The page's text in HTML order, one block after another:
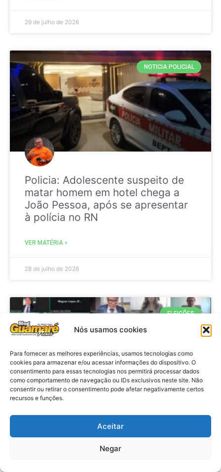
Nós usamos cookies
Para fornecer as melhores experiências, usamos tecnologias como
cookies para armazenar e/ou acessar informações do dispositivo. O
consentimento para essas tecnologias nos permitirá processar dados
como comportamento de navegação ou IDs exclusivos neste site. Não
consentir ou retirar o consentimento pode afetar negativamente certos
recursos e funções.
Aceitar
Negar
29 de julho de 2026
NOTICIA POLICIAL
Policia: Adolescente suspeito de
matar homem em hotel chega a
João Pessoa, após se apresentar
à polícia no RN
VER MATÉRIA »
28 de julho de 2026
ELEIÇÕES
Eleições 2026: procuradores e
promotores eleitorais realizam
reunião de alinhamento no RN